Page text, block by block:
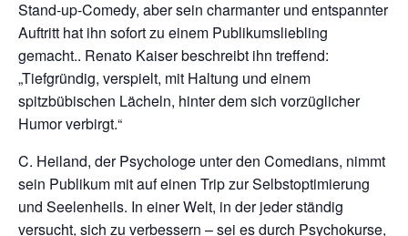
Stand-up-Comedy, aber sein charmanter und entspannter
Auftritt hat ihn sofort zu einem Publikumsliebling
gemacht.. Renato Kaiser beschreibt ihn treffend:
„Tiefgründig, verspielt, mit Haltung und einem
spitzbübischen Lächeln, hinter dem sich vorzüglicher
Humor verbirgt.“
C. Heiland, der Psychologe unter den Comedians, nimmt
sein Publikum mit auf einen Trip zur Selbstoptimierung
und Seelenheils. In einer Welt, in der jeder ständig
versucht, sich zu verbessern – sei es durch Psychokurse,